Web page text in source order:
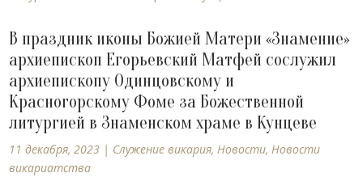
В праздник иконы Божией Матери «Знамение»
архиепископ Егорьевский Матфей сослужил
архиепископу Одинцовскому и
Красногорскому Фоме за Божественной
литургией в Знаменском храме в Кунцеве
11 декабря, 2023 | Cлужение викария,Новости,Новости
викариатства